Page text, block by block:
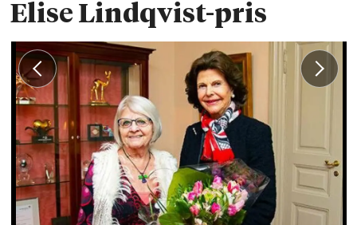
Elise Lindqvist-pris